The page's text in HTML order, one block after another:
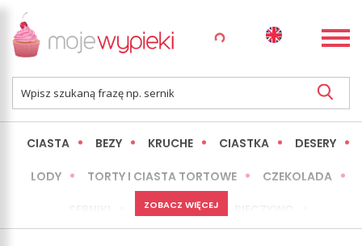
CIASTA BEZY KRUCHE CIASTKA DESERY
LODY TORTY I CIASTA TORTOWE CZEKOLADA
MINI WYPIEKI
ZOBACZ WIĘCEJ